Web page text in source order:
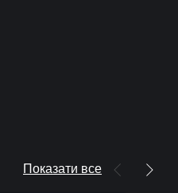
Показати все